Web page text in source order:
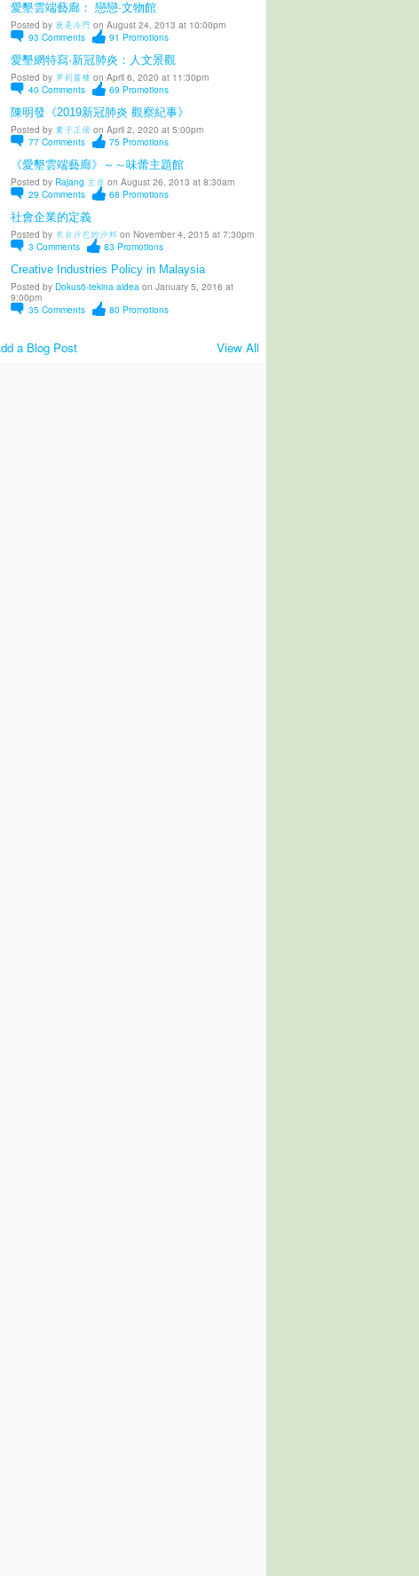
愛墾雲端藝廊： 戀戀·文物館
Posted by 就是冷門 on August 24, 2013 at 10:00pm
93 Comments 91 Promotions
愛墾網特寫·新冠肺炎：人文景觀
Posted by 罗刹蜃楼 on April 6, 2020 at 11:30pm
40 Comments 69 Promotions
陳明發《2019新冠肺炎 觀察紀事》
Posted by 葉子正绿 on April 2, 2020 at 5:00pm
77 Comments 75 Promotions
《愛墾雲端藝廊》～～味蕾主題館
Posted by Rajang 左岸 on August 26, 2013 at 8:30am
29 Comments 68 Promotions
社會企業的定義
Posted by 來自沙巴的沙邦 on November 4, 2015 at 7:30pm
3 Comments 83 Promotions
Creative Industries Policy in Malaysia
Posted by Dokusō-tekina aideaon January 5, 2016 at
9:00pm
35 Comments 80 Promotions
a Blog Post View All